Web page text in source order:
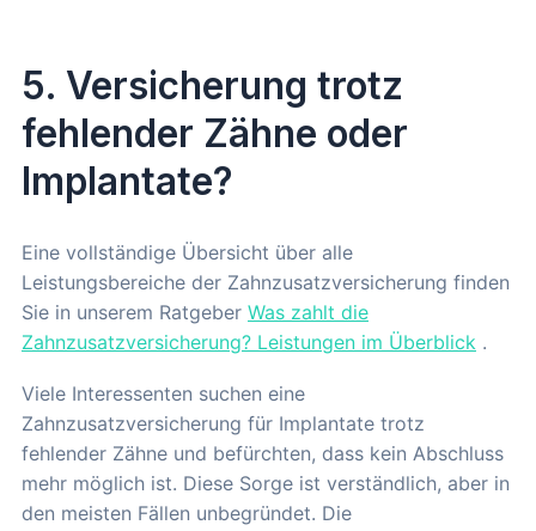
5. Versicherung trotz
fehlender Zähne oder
Implantate?
Eine vollständige Übersicht über alle
Leistungsbereiche der Zahnzusatzversicherung finden
Sie in unserem Ratgeber Was zahlt die
Zahnzusatzversicherung? Leistungen im Überblick .
Viele Interessenten suchen eine
Zahnzusatzversicherung für Implantate trotz
fehlender Zähne und befürchten, dass kein Abschluss
mehr möglich ist. Diese Sorge ist verständlich, aber in
den meisten Fällen unbegründet. Die